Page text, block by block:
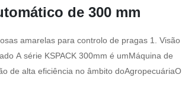
de 300 mm
amarelas para controlo de pragas 1. Visão
A série KSPACK 300mm é umMáquina de
de alta eficiência no âmbito doAgropecuáriaO